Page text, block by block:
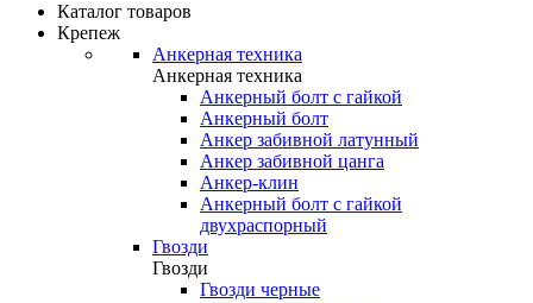
Каталог товаров
Крепеж
Анкерная техника
Анкерная техника
Анкерный болт с гайкой
Анкерный болт
Анкер забивной латунный
Анкер забивной цанга
Анкер-клин
Анкерный болт с гайкой
двухраспорный
Гвозди
Гвозди
Гвозди черные